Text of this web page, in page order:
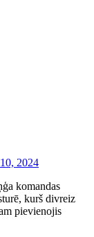
2024
komandas
kurš divreiz
pievienojis